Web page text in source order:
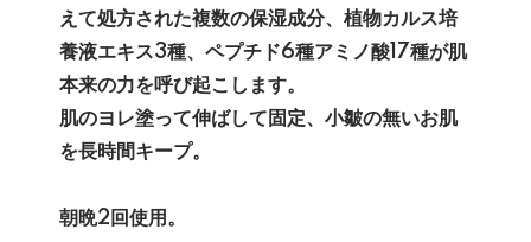
えて処方された複数の保湿成分、植物カルス培
養液エキス3種、ペプチド6種アミノ酸17種が肌
本来の力を呼び起こします。
肌のヨレ塗って伸ばして固定、小皺の無いお肌
を長時間キープ。
朝晩2回使用。